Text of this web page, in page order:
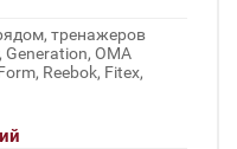
тренажеров
Generation, OMA
Reebok, Fitex,